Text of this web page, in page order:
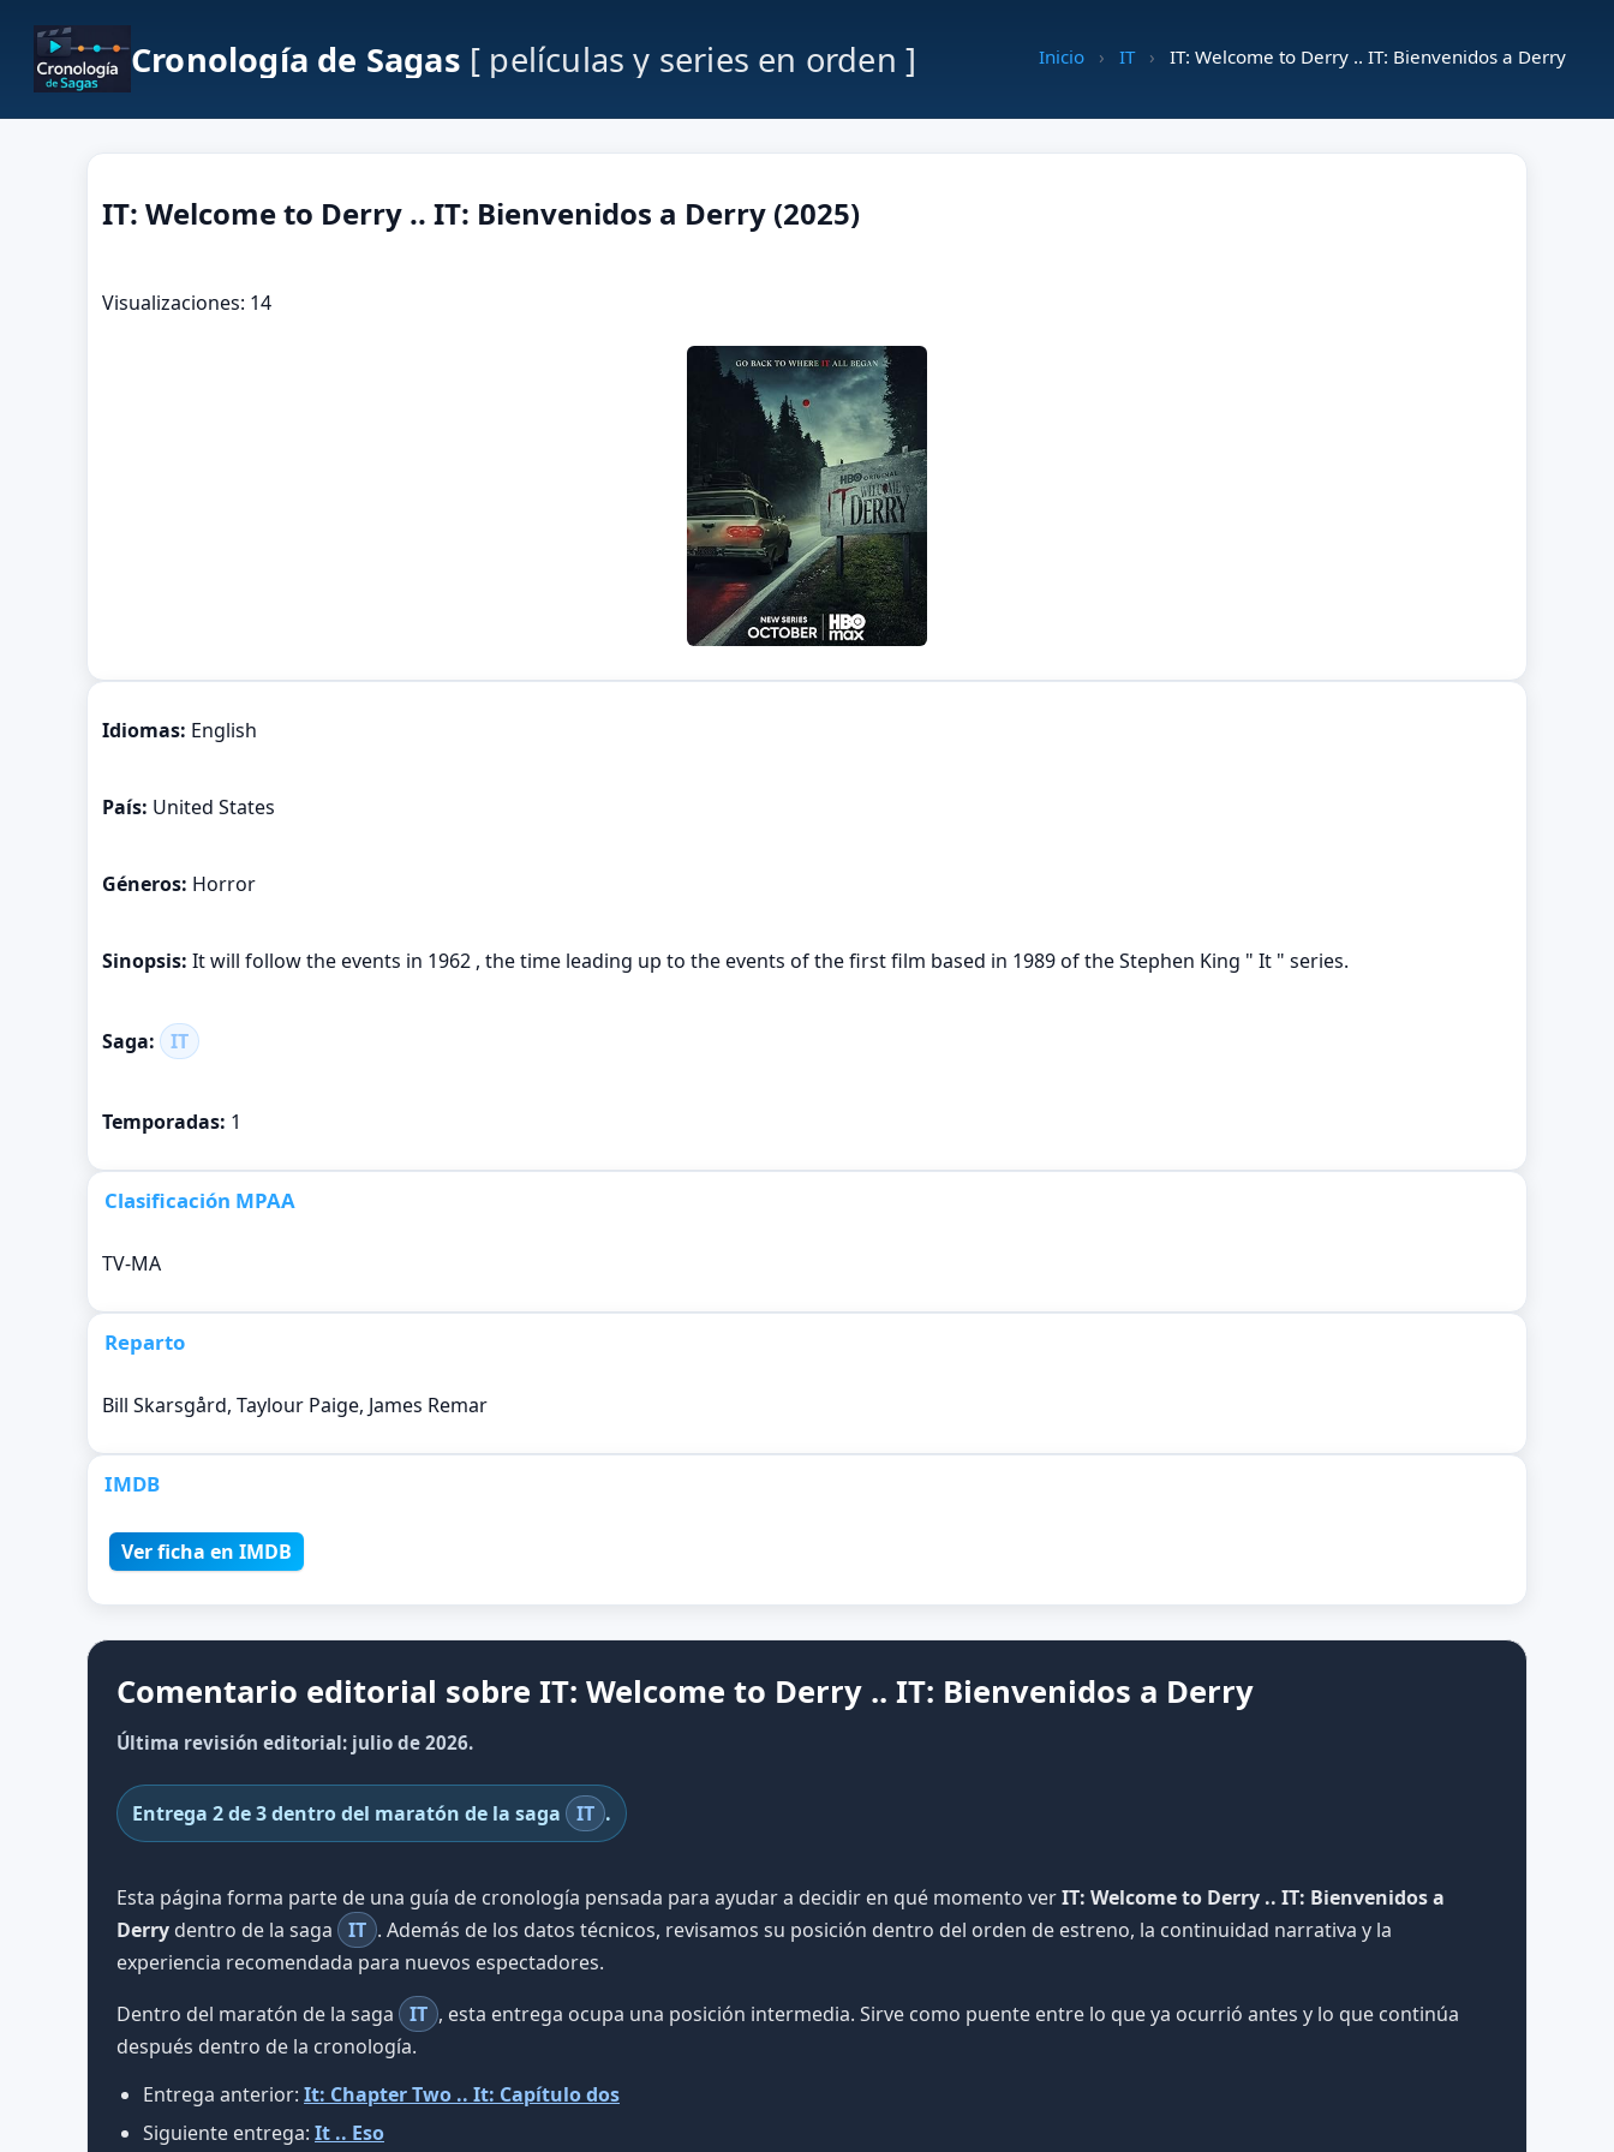
Cronología de Sagas [ películas y series en orden ] Inicio › IT › IT: Welcome to Derry .. IT: Bienvenidos a Derry
IT: Welcome to Derry .. IT: Bienvenidos a Derry (2025)
Visualizaciones: 14
Idiomas: English
País: United States
Géneros: Horror
Sinopsis: It will follow the events in 1962 , the time leading up to the events of the first film based in 1989 of the Stephen King " It " series.
Saga: IT
Temporadas: 1
Clasificación MPAA
TV-MA
Reparto
Bill Skarsgård, Taylour Paige, James Remar
IMDB
Ver ficha en IMDB
Comentario editorial sobre IT: Welcome to Derry .. IT: Bienvenidos a Derry
Última revisión editorial: julio de 2026.
Entrega 2 de 3 dentro del maratón de la saga IT .
Esta página forma parte de una guía de cronología pensada para ayudar a decidir en qué momento verIT: Welcome to Derry .. IT: Bienvenidos a
Derry dentro de la saga IT . Además de los datos técnicos, revisamos su posición dentro del orden de estreno, la continuidad narrativa y la
experiencia recomendada para nuevos espectadores.
Dentro del maratón de la saga
IT , esta entrega ocupa una posición intermedia. Sirve como puente entre lo que ya ocurrió antes y lo que continúa
después dentro de la cronología.
Entrega anterior: It: Chapter Two .. It: Capítulo dos
Siguiente entrega: It .. Eso